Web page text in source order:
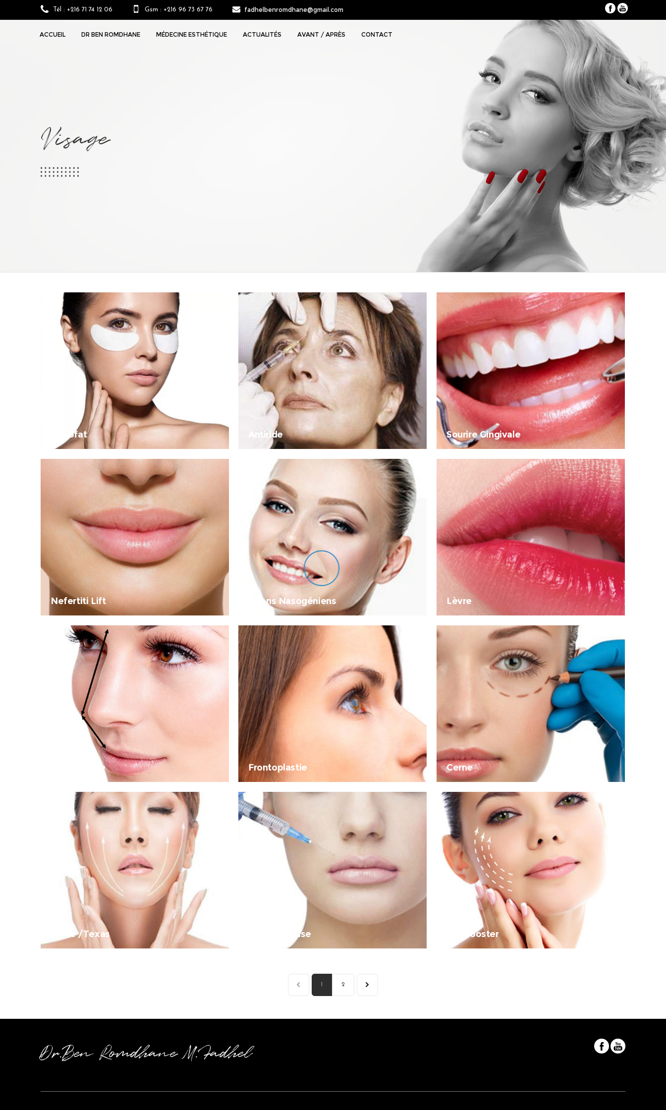
Tél : +216 71 74 12 06 Gsm : +216 96 73 67 76 fadhelbenromdhane@gmail.com
ACCUEIL DR BEN ROMDHANE MÉDECINE ESTHÉTIQUE ACTUALITÉS AVANT / APRÈS CONTACT
Visage
Nanofat Antiride Sourire Gingivale
Nefertiti Lift Sillons Nasogéniens Lèvre
Rhinoplastie Frontoplastie Cerne
V-line /Texas Hyaluronidase Skinbooster
2 SUIVANT
Dr.Ben Romdhane M.Fadhel